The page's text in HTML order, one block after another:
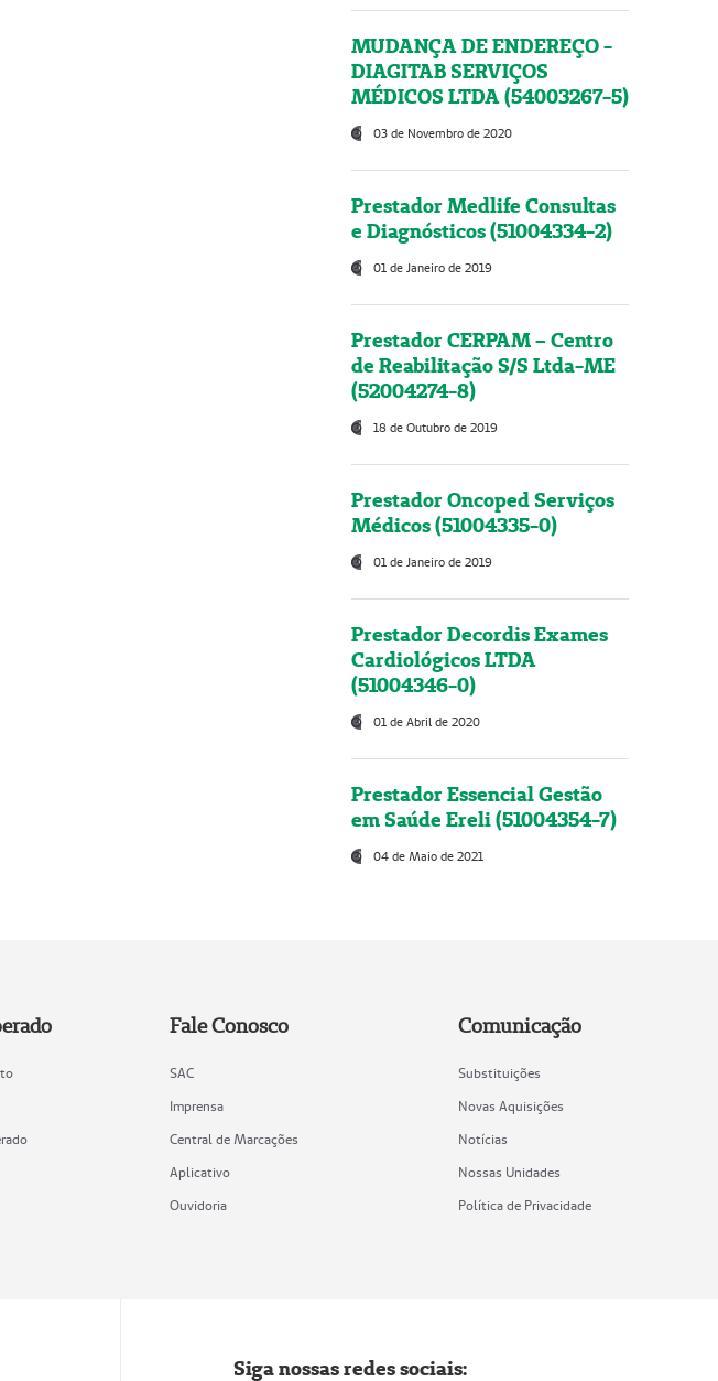
MUDANÇA DE ENDEREÇO -
DIAGITAB SERVIÇOS
MÉDICOS LTDA (54003267-5)
03 de Novembro de 2020
Prestador Medlife Consultas
e Diagnósticos (51004334-2)
01 de Janeiro de 2019
Prestador CERPAM – Centro
de Reabilitação S/S Ltda-ME
(52004274-8)
18 de Outubro de 2019
Prestador Oncoped Serviços
Médicos (51004335-0)
01 de Janeiro de 2019
Prestador Decordis Exames
Cardiológicos LTDA
(51004346-0)
01 de Abril de 2020
Prestador Essencial Gestão
em Saúde Ereli (51004354-7)
04 de Maio de 2021
Fale Conosco
SAC
Imprensa
Central de Marcações
Aplicativo
Ouvidoria
Comunicação
Substituições
Novas Aquisições
Notícias
Nossas Unidades
Política de Privacidade
Siga nossas redes sociais: